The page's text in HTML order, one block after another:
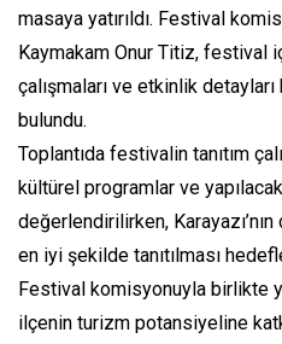
masaya yatırıldı. Festival
Kaymakam Onur Titiz, festival
çalışmaları ve etkinlik
bulundu.
Toplantıda festivalin tanıtım
kültürel programlar ve
değerlendirilirken,
en iyi şekilde tanıtılması
Festival komisyonuyla birlikte
ilçenin turizm potansiyeline